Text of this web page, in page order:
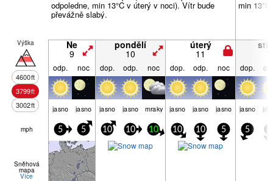
odpoledne, min 13°C v úterý v noci). Vítr bude
převážně slabý.
min
Výška
4600ft
3799ft
3002ft
Ne
9
pondělí
10
úterý
11
odp. noc dop. odp. noc dop. odp. noc dop.
jasno jasno jasno jasno mraky jasno jasno jasno jasno
mph 5 5 10 10 10 10 10 5 5
Sněhová
mapa
Více